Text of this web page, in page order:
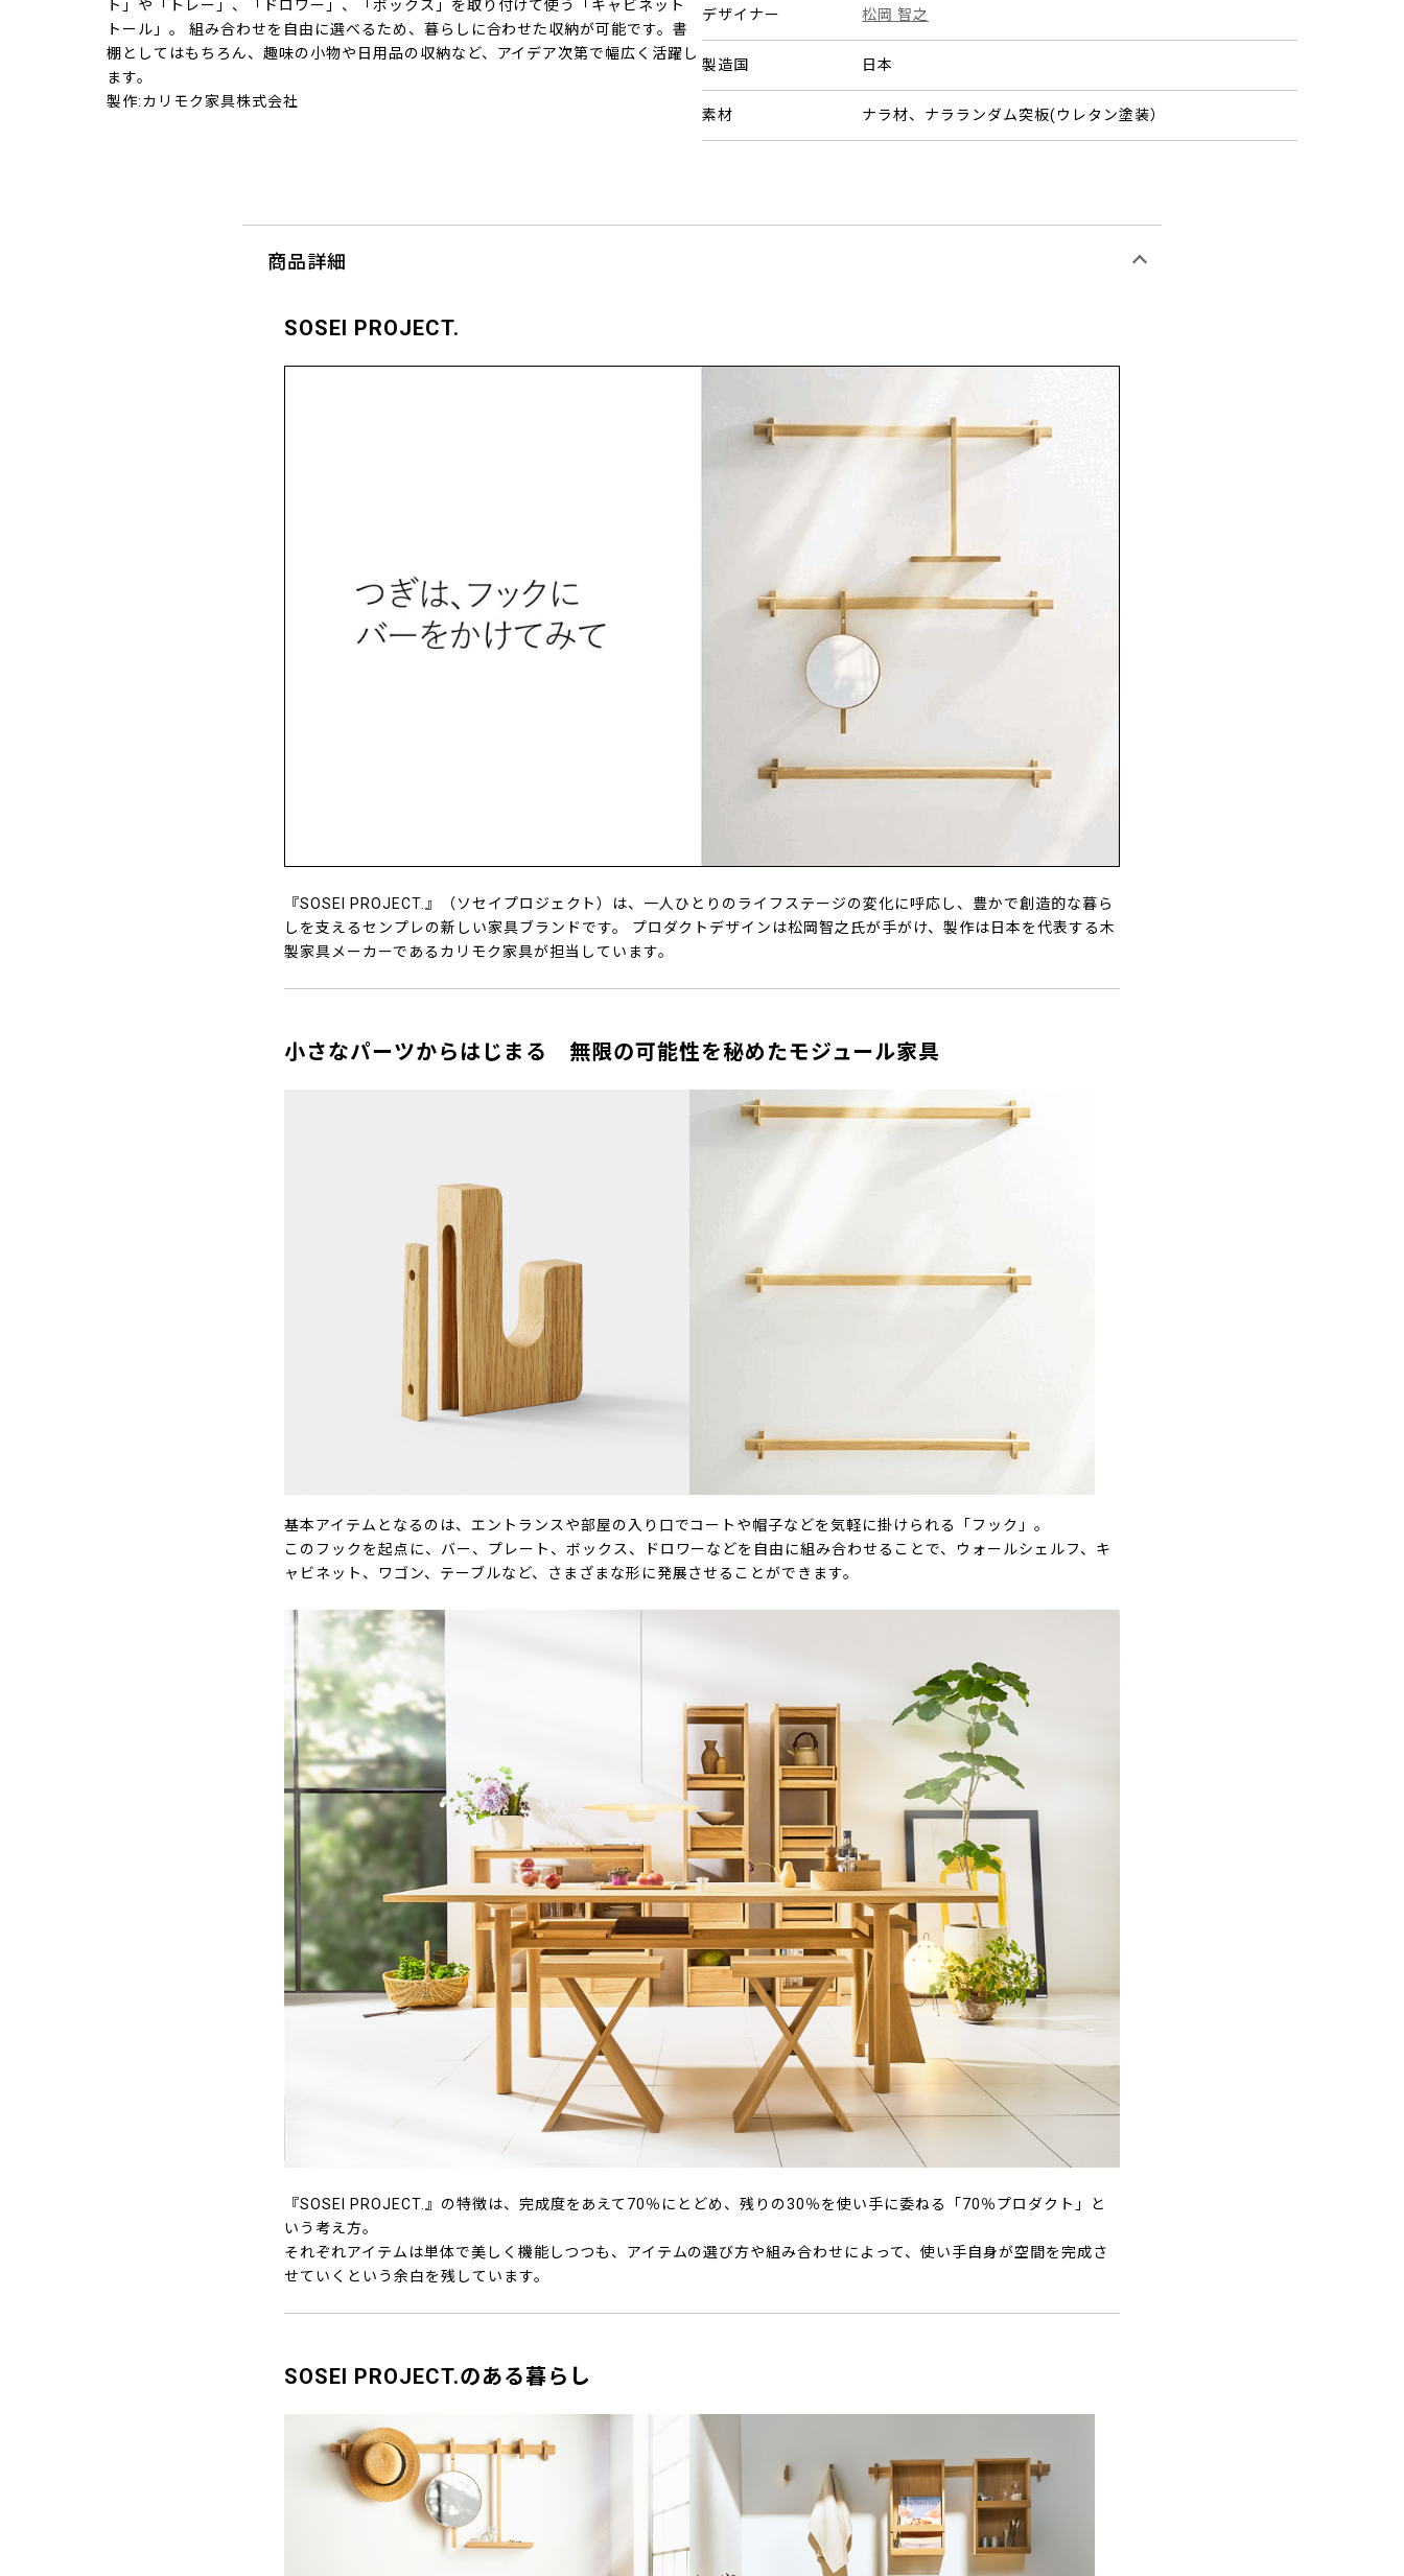
ト」や「トレー」、「ドロワー」、「ボックス」を取り付けて使う「キャビネット
トール」。 組み合わせを自由に選べるため、暮らしに合わせた収納が可能です。書
棚としてはもちろん、趣味の小物や日用品の収納など、アイデア次第で幅広く活躍し
ます。
製作:カリモク家具株式会社
デザイナー 松岡 智之
製造国 日本
素材 ナラ材、ナラランダム突板(ウレタン塗装）
商品詳細
SOSEI PROJECT.
『SOSEI PROJECT.』（ソセイプロジェクト）は、一人ひとりのライフステージの変化に呼応し、豊かで創造的な暮ら
しを支えるセンプレの新しい家具ブランドです。 プロダクトデザインは松岡智之氏が手がけ、製作は日本を代表する木
製家具メーカーであるカリモク家具が担当しています。
小さなパーツからはじまる 無限の可能性を秘めたモジュール家具
基本アイテムとなるのは、エントランスや部屋の入り口でコートや帽子などを気軽に掛けられる「フック」。
このフックを起点に、バー、プレート、ボックス、ドロワーなどを自由に組み合わせることで、ウォールシェルフ、キ
ャビネット、ワゴン、テーブルなど、さまざまな形に発展させることができます。
『SOSEI PROJECT.』の特徴は、完成度をあえて70％にとどめ、残りの30％を使い手に委ねる「70％プロダクト」と
いう考え方。
それぞれアイテムは単体で美しく機能しつつも、アイテムの選び方や組み合わせによって、使い手自身が空間を完成さ
せていくという余白を残しています。
SOSEI PROJECT.のある暮らし